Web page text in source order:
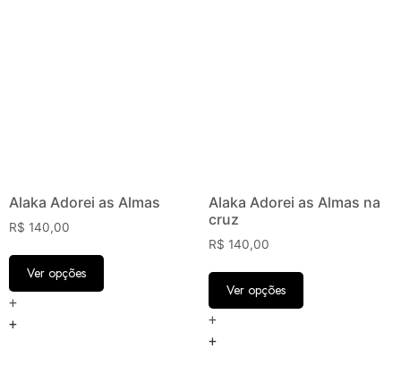
Alaka Adorei as Almas
R$ 140,00
Ver opções
+
+
Alaka Adorei as Almas na
cruz
R$ 140,00
Ver opções
+
+